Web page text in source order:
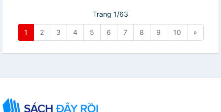
Trang 1/63
1 2 3 4 5 6 7 8 9 10 »